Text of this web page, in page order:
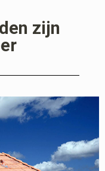
zijn